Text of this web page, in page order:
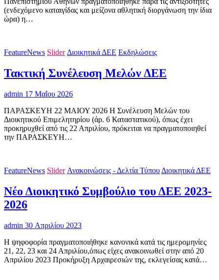
(ενδεχόμενο καταιγίδας και μείζονα αθλητική διοργάνωση την ίδια
ώρα) η…
FeatureNews Slider Διοικητικά ΔΕΕ Εκδηλώσεις
Τακτική Συνέλευση Μελών ΔΕΕ
admin 17 Μαΐου 2026
ΠΑΡΑΣΚΕΥΗ 22 ΜΑΙΟΥ 2026 Η Συνέλευση Μελών του
Διοικητικού Επιμελητηρίου (άρ. 6 Καταστατικού), όπως έχει
προκηρυχθεί από τις 22 Απριλίου, πρόκειται να πραγματοποιηθεί
την ΠΑΡΑΣΚΕΥΗ…
FeatureNews Slider Ανακοινώσεις - Δελτία Τύπου Διοικητικά ΔΕΕ
Νέο Διοικητικό Συμβούλιο του ΔΕΕ 2023-
2026
admin 30 Απριλίου 2023
Η ψηφοφορία πραγματοποιήθηκε κανονικά κατά τις ημερομηνίες
21, 22, 23 και 24 Απριλίου,όπως είχες ανακοινωθεί στην από 20
Απριλίου 2023 Προκήρυξη Αρχαιρεσιών της, εκλεγείσας κατά…